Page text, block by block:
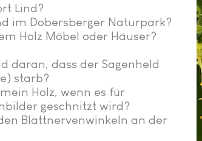
Lind?
im Dobersberger Naturpark?
Holz Möbel oder Häuser?
daran, dass der Sagenheld
starb?
Holz, wenn es für
geschnitzt wird?
Blattnervenwinkeln an der